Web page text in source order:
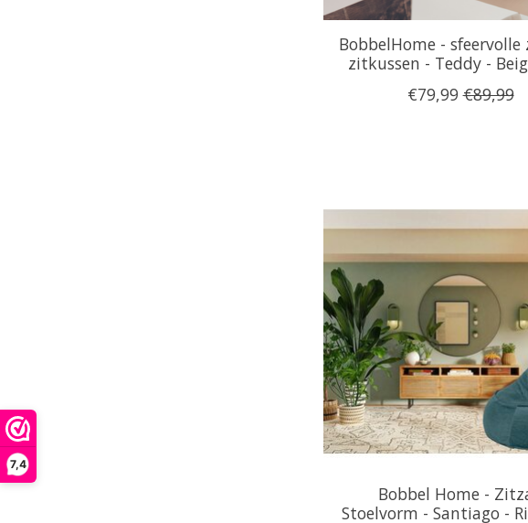
7,4
BobbelHome -
zitkussen - Teddy -
€79,99 €89,99
Bobbel Home -
Stoelvorm - Santiago -